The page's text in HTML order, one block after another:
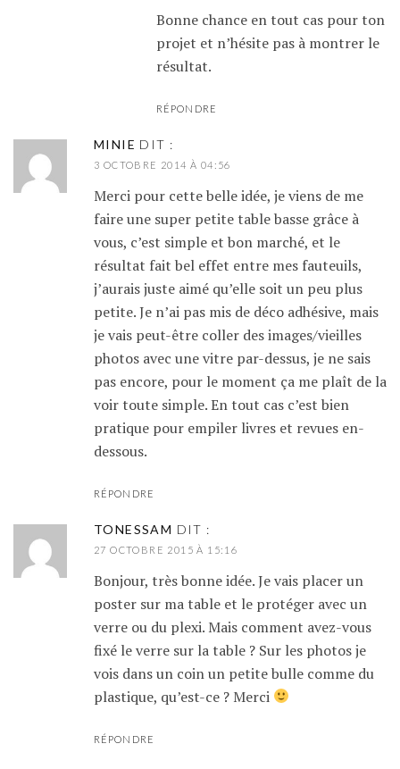
Bonne chance en tout cas pour ton
projet et n’hésite pas à montrer le
résultat.
RÉPONDRE
MINIE DIT :
3 OCTOBRE 2014 À 04:56
Merci pour cette belle idée, je viens de me
faire une super petite table basse grâce à
vous, c’est simple et bon marché, et le
résultat fait bel effet entre mes fauteuils,
j’aurais juste aimé qu’elle soit un peu plus
petite. Je n’ai pas mis de déco adhésive, mais
je vais peut-être coller des images/vieilles
photos avec une vitre par-dessus, je ne sais
pas encore, pour le moment ça me plaît de la
voir toute simple. En tout cas c’est bien
pratique pour empiler livres et revues en-
dessous.
RÉPONDRE
TONESSAM DIT :
27 OCTOBRE 2015 À 15:16
Bonjour, très bonne idée. Je vais placer un
poster sur ma table et le protéger avec un
verre ou du plexi. Mais comment avez-vous
fixé le verre sur la table ? Sur les photos je
vois dans un coin un petite bulle comme du
plastique, qu’est-ce ? Merci
RÉPONDRE